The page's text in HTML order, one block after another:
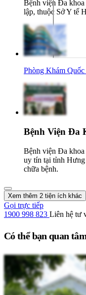
Bệnh viện Đa
lập, thuộc Sở Y tế
Phòng Khám
Bệnh Viện Đa
Bệnh viện Đa
uy tín tại tỉnh
chữa bệnh.
Xem thêm 2 tiện ích khác
Gọi trực tiếp
1900 998 823 Liên hệ tư
Có thể bạn quan